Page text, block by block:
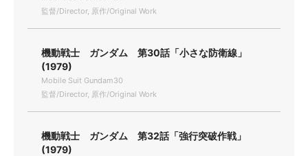
監督/Director, 原作/Original Work
機動戦士 ガンダム 第30話「小さな防衛線」
(1979)
Mobile Suit Gundam30
監督/Director, 原作/Original Work
機動戦士 ガンダム 第32話「強行突破作戦」
(1979)